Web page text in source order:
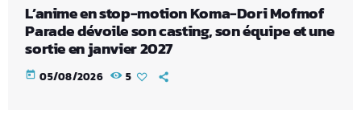
L’anime en stop-motion Koma-Dori Mofmof
Parade dévoile son casting, son équipe et une
sortie en janvier 2027
today 05/08/2026 5